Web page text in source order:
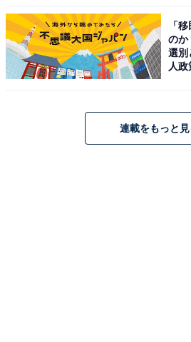
今回の調査結果について、「All
「
のか
選別
人政
連載をもっと見